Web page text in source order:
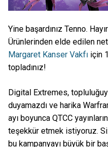
Yine başardınız Tenno.
Ürünlerinden elde edilen
Margaret Kanser Vakfı için
topladınız!
Digital Extremes,
duyamazdı ve harika
ayı boyunca QTCC
teşekkür etmek istiyoruz.
bu kampanyayı büyük bir